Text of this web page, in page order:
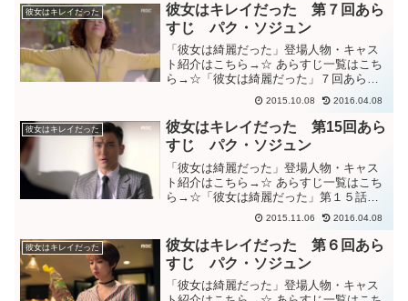
彼女はキレイだった
彼女はキレイだった 第７回あら
すじ パク・ソジュン
「彼女は綺麗だった」登場人物・キャス
ト紹介はこちら→☆ あらすじ一覧はこち
ら→☆「彼女は綺麗だった」７回あらす
じ代わりにソンジュンと一緒に出張に行
くことになったヘジン。車内に二人っき
りで気まずいヘジン。からかって遊ぶ相
手ヘジンの居ない事務所...
2015.10.08 2016.04.08
彼女はキレイだった
彼女はキレイだった 第15回あら
すじ パク・ソジュン
「彼女は綺麗だった」登場人物・キャス
ト紹介はこちら→☆ あらすじ一覧はこち
ら→☆「彼女は綺麗だった」第１５話あ
らすじTHE MOSTが20周年特集号で1位
を取るようにするため、自身が正体不明
の有名作家「テン」だと正体を明かすこ
とにしたシニョ...
2015.11.06 2016.04.08
彼女はキレイだった
彼女はキレイだった 第６回あら
すじ パク・ソジュン
「彼女は綺麗だった」登場人物・キャス